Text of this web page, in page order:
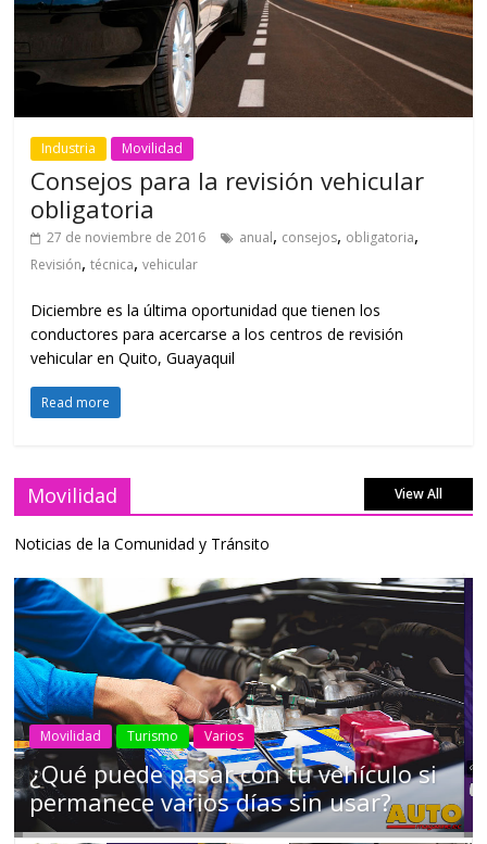
Industria Movilidad
Consejos para la revisión vehicular
obligatoria
27 de noviembre de 2016 anual, consejos, obligatoria,
Revisión,técnica,vehicular
Diciembre es la última oportunidad que tienen los
conductores para acercarse a los centros de revisión
vehicular en Quito, Guayaquil
Read more
Movilidad View All
Noticias de la Comunidad y Tránsito
AEADE Industria Motociclismo Motos Movilidad
Campaña busca cambiar destino de
los motociclistas en la región